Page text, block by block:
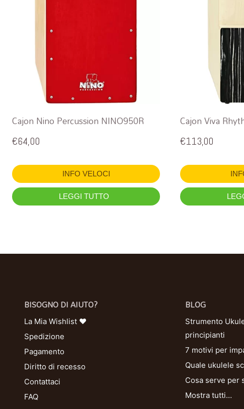
Cajon Nino Percussion NINO950R
€64,00
INFO VELOCI
LEGGI TUTTO
Cajon Viva
€113,00
BISOGNO DI AIUTO?
La Mia Wishlist ❤
Spedizione
Pagamento
Diritto di recesso
Contattaci
FAQ
BLOG
Strumento
principianti
7 motivi per
Quale ukulele
Cosa serve per
Mostra tutti…